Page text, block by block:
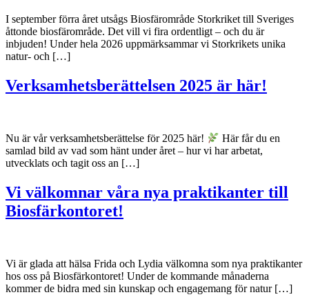
I september förra året utsågs Biosfärområde Storkriket till Sveriges
åttonde biosfärområde. Det vill vi fira ordentligt – och du är
inbjuden! Under hela 2026 uppmärksammar vi Storkrikets unika
natur- och […]
Verksamhetsberättelsen 2025 är här!
Nu är vår verksamhetsberättelse för 2025 här!
Här får du en
samlad bild av vad som hänt under året – hur vi har arbetat,
utvecklats och tagit oss an […]
Vi välkomnar våra nya praktikanter till
Biosfärkontoret!
Vi är glada att hälsa Frida och Lydia välkomna som nya praktikanter
hos oss på Biosfärkontoret! Under de kommande månaderna
kommer de bidra med sin kunskap och engagemang för natur […]